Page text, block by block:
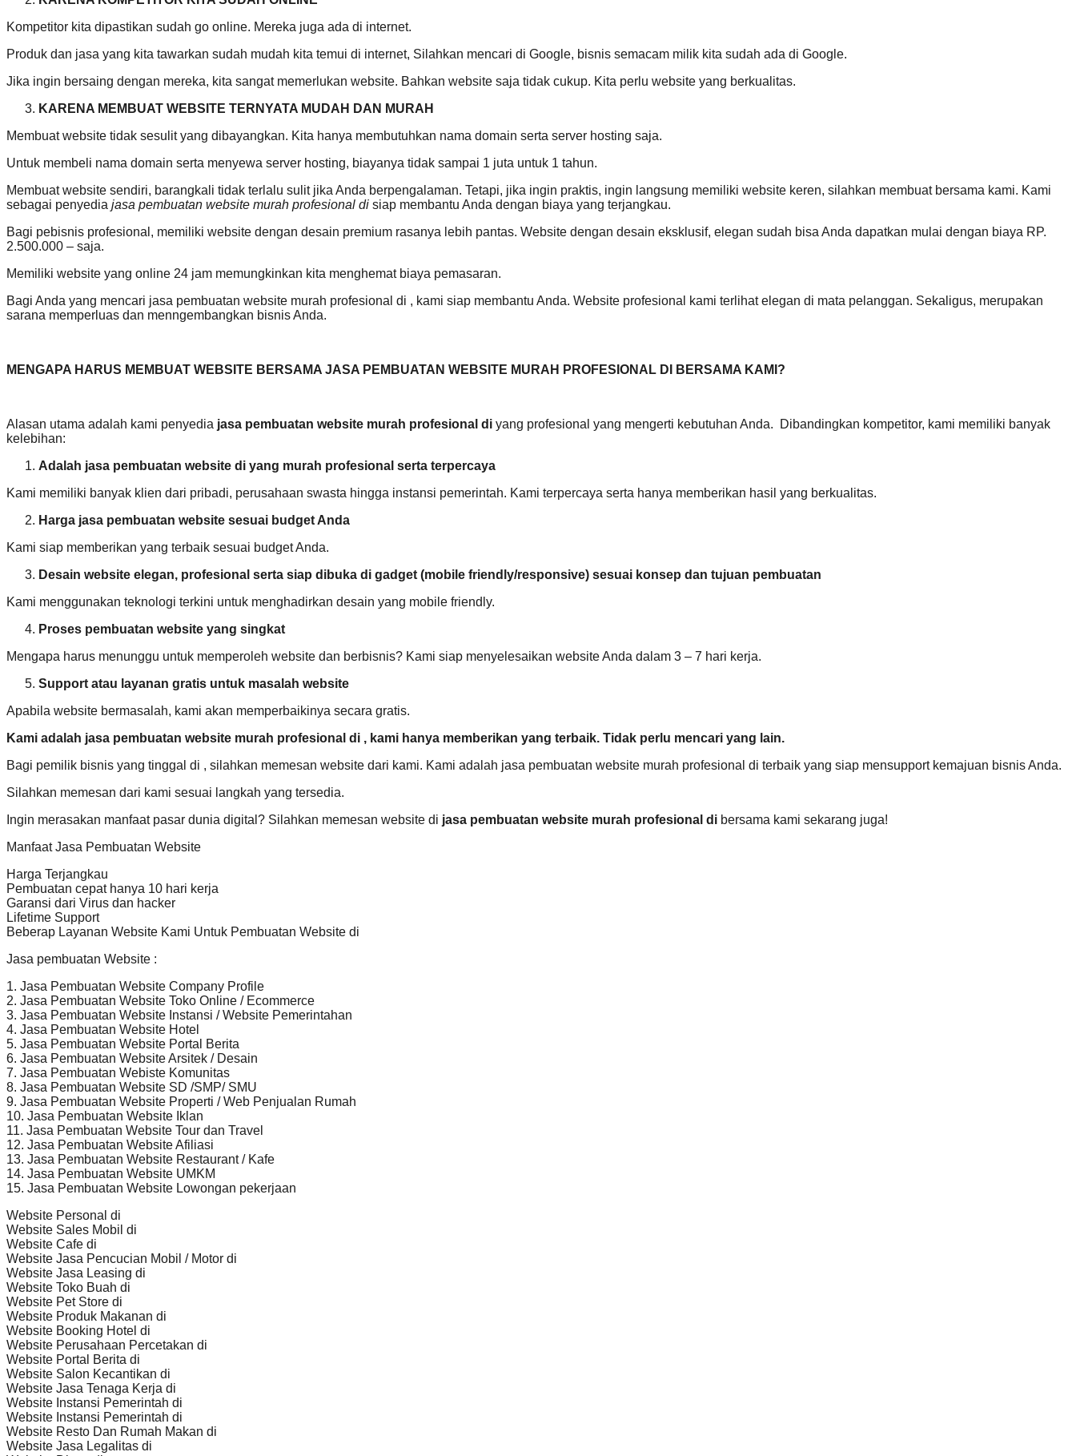
Kompetitor kita dipastikan sudah go online. Mereka juga ada di internet.
Produk dan jasa yang kita tawarkan sudah mudah kita temui di internet, Silahkan mencari di Google, bisnis semacam milik kita sudah ada di Google.
Jika ingin bersaing dengan mereka, kita sangat memerlukan website. Bahkan website saja tidak cukup. Kita perlu website yang berkualitas.
KARENA MEMBUAT WEBSITE TERNYATA MUDAH DAN MURAH
Membuat website tidak sesulit yang dibayangkan. Kita hanya membutuhkan nama domain serta server hosting saja.
Untuk membeli nama domain serta menyewa server hosting, biayanya tidak sampai 1 juta untuk 1 tahun.
Membuat website sendiri, barangkali tidak terlalu sulit jika Anda berpengalaman. Tetapi, jika ingin praktis, ingin langsung memiliki website keren, silahkan membuat bersama kami. Kami
sebagai penyedia jasa pembuatan website murah profesional di siap membantu Anda dengan biaya yang terjangkau.
Bagi pebisnis profesional, memiliki website dengan desain premium rasanya lebih pantas. Website dengan desain eksklusif, elegan sudah bisa Anda dapatkan mulai dengan biaya RP.
2.500.000 – saja.
Memiliki website yang online 24 jam memungkinkan kita menghemat biaya pemasaran.
Bagi Anda yang mencari jasa pembuatan website murah profesional di , kami siap membantu Anda. Website profesional kami terlihat elegan di mata pelanggan. Sekaligus, merupakan
sarana memperluas dan menngembangkan bisnis Anda.
MENGAPA HARUS MEMBUAT WEBSITE BERSAMA JASA PEMBUATAN WEBSITE MURAH PROFESIONAL DI BERSAMA KAMI?
Alasan utama adalah kami penyedia jasa pembuatan website murah profesional di yang profesional yang mengerti kebutuhan Anda. Dibandingkan kompetitor, kami memiliki banyak
kelebihan:
Adalah jasa pembuatan website di yang murah profesional serta terpercaya
Kami memiliki banyak klien dari pribadi, perusahaan swasta hingga instansi pemerintah. Kami terpercaya serta hanya memberikan hasil yang berkualitas.
Harga jasa pembuatan website sesuai budget Anda
Kami siap memberikan yang terbaik sesuai budget Anda.
Desain website elegan, profesional serta siap dibuka di gadget (mobile friendly/responsive) sesuai konsep dan tujuan pembuatan
Kami menggunakan teknologi terkini untuk menghadirkan desain yang mobile friendly.
Proses pembuatan website yang singkat
Mengapa harus menunggu untuk memperoleh website dan berbisnis? Kami siap menyelesaikan website Anda dalam 3 – 7 hari kerja.
Support atau layanan gratis untuk masalah website
Apabila website bermasalah, kami akan memperbaikinya secara gratis.
Kami adalah jasa pembuatan website murah profesional di , kami hanya memberikan yang terbaik. Tidak perlu mencari yang lain.
Bagi pemilik bisnis yang tinggal di , silahkan memesan website dari kami. Kami adalah jasa pembuatan website murah profesional di terbaik yang siap mensupport kemajuan bisnis Anda.
Silahkan memesan dari kami sesuai langkah yang tersedia.
Ingin merasakan manfaat pasar dunia digital? Silahkan memesan website di jasa pembuatan website murah profesional di bersama kami sekarang juga!
Manfaat Jasa Pembuatan Website
Harga Terjangkau
Pembuatan cepat hanya 10 hari kerja
Garansi dari Virus dan hacker
Lifetime Support
Beberap Layanan Website Kami Untuk Pembuatan Website di
Jasa pembuatan Website :
1. Jasa Pembuatan Website Company Profile
2. Jasa Pembuatan Website Toko Online / Ecommerce
3. Jasa Pembuatan Website Instansi / Website Pemerintahan
4. Jasa Pembuatan Website Hotel
5. Jasa Pembuatan Website Portal Berita
6. Jasa Pembuatan Website Arsitek / Desain
7. Jasa Pembuatan Webiste Komunitas
8. Jasa Pembuatan Website SD /SMP/ SMU
9. Jasa Pembuatan Website Properti / Web Penjualan Rumah
10. Jasa Pembuatan Website Iklan
11. Jasa Pembuatan Website Tour dan Travel
12. Jasa Pembuatan Website Afiliasi
13. Jasa Pembuatan Website Restaurant / Kafe
14. Jasa Pembuatan Website UMKM
15. Jasa Pembuatan Website Lowongan pekerjaan
Website Personal di
Website Sales Mobil di
Website Cafe di
Website Jasa Pencucian Mobil / Motor di
Website Jasa Leasing di
Website Toko Buah di
Website Pet Store di
Website Produk Makanan di
Website Booking Hotel di
Website Perusahaan Percetakan di
Website Portal Berita di
Website Salon Kecantikan di
Website Jasa Tenaga Kerja di
Website Instansi Pemerintah di
Website Instansi Pemerintah di
Website Resto Dan Rumah Makan di
Website Jasa Legalitas di